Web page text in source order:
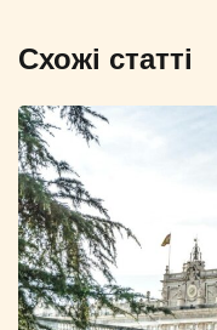
Схожі статті